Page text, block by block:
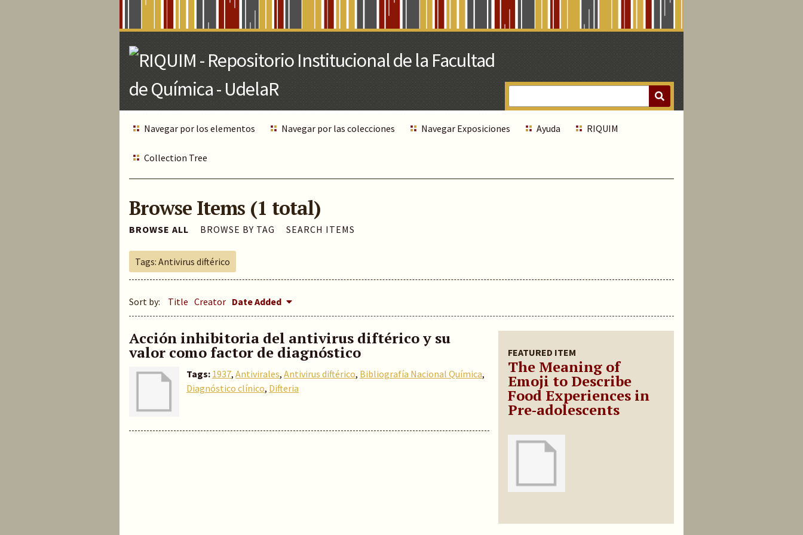
Navegar por los elementos Navegar por las colecciones Navegar Exposiciones Ayuda RIQUIM
Collection Tree
Browse Items (1 total)
BROWSE ALL BROWSE BY TAG SEARCH ITEMS
Tags: Antivirus diftérico
Sort by: Title Creator Date Added
FEATURED ITEM
The Meaning of
Emoji to Describe
Food Experiences in
Pre‐adolescents
Acción inhibitoria del antivirus diftérico y su
valor como factor de diagnóstico
Tags: 1937, Antivirales, Antivirus diftérico, Bibliografía Nacional Química,
Diagnóstico clínico, Difteria